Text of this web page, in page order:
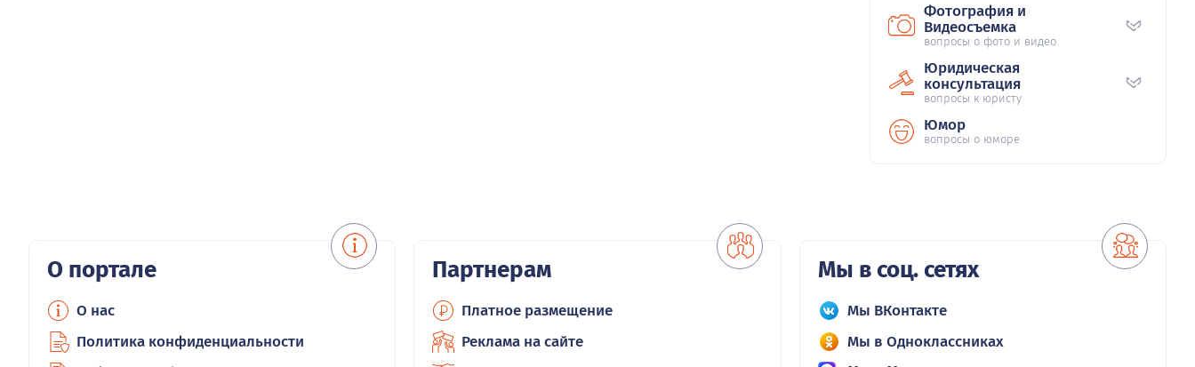
Фотография и
Видеосъемка
вопросы о фото и видео
Юридическая
консультация
вопросы к юристу
Юмор
вопросы о юморе
О портале
О нас
Политика конфиденциальности
Партнерам
Платное размещение
Реклама на сайте
Мы в соц. сетях
Мы ВКонтакте
Мы в Одноклассниках